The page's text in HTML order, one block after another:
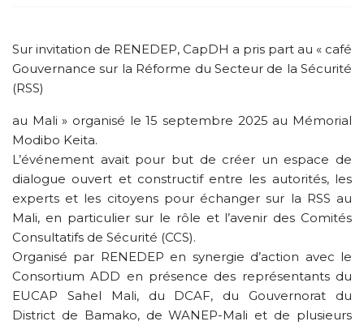
Sur invitation de RENEDEP, CapDH a pris part au « café
Gouvernance sur la Réforme du Secteur de la Sécurité
(RSS)
au Mali » organisé le 15 septembre 2025 au Mémorial
Modibo Keita.
L’événement avait pour but de créer un espace de
dialogue ouvert et constructif entre les autorités, les
experts et les citoyens pour échanger sur la RSS au
Mali, en particulier sur le rôle et l’avenir des Comités
Consultatifs de Sécurité (CCS).
Organisé par RENEDEP en synergie d’action avec le
Consortium ADD en présence des représentants du
EUCAP Sahel Mali, du DCAF, du Gouvernorat du
District de Bamako, de WANEP-Mali et de plusieurs